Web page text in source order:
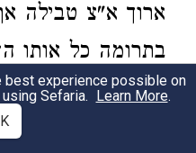
ארוך א"צ טבילה
בתרומה כל אותו
ועמש"כבחגיגה
best experience possible on
Sefaria. Learn More.